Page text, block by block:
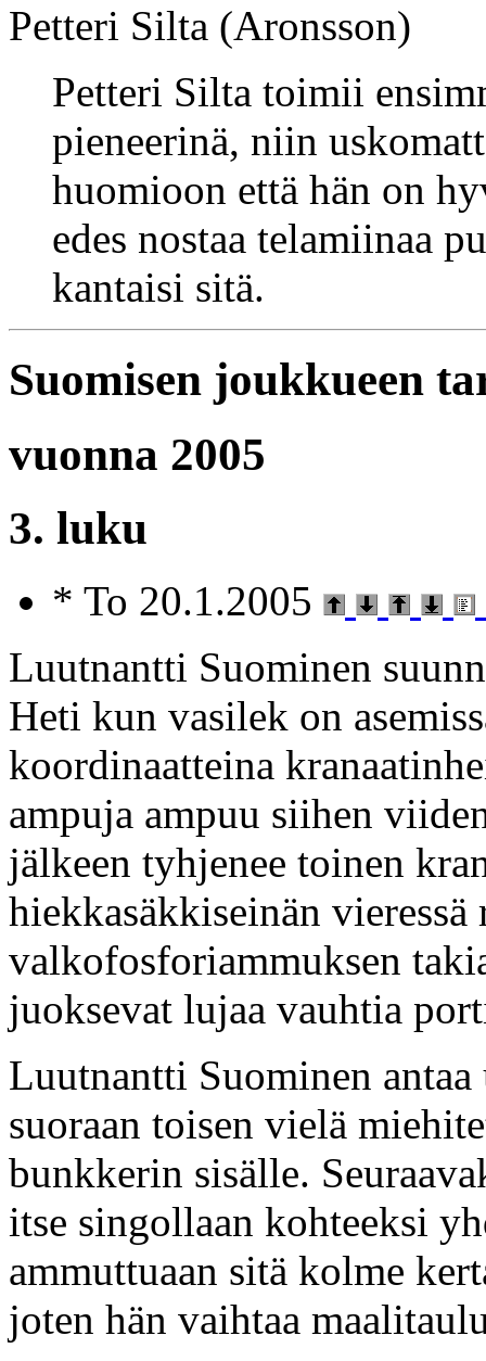
Petteri Silta (Aronsson)
Petteri Silta toimii
pieneerinä, niin
huomioon että hän on
edes nostaa telamiinaa
kantaisi sitä.
Suomisen joukkueen
vuonna 2005
3. luku
* To 20.1.2005
Luutnantti Suominen
Heti kun vasilek on
koordinaatteina
ampuja ampuu siihen
jälkeen tyhjenee toinen
hiekkasäkkiseinän
valkofosforiammuksen
juoksevat lujaa vauhtia
Luutnantti Suominen
suoraan toisen vielä
bunkkerin sisälle.
itse singollaan kohteeksi
ammuttuaan sitä kolme
joten hän vaihtaa